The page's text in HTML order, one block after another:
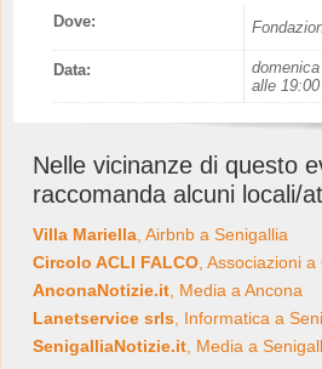
Dove:
Data:
alle 19:00
Nelle vicinanze di questo
raccomanda alcuni locali/
Villa Mariella , Airbnb a Senigallia
Circolo ACLI FALCO , Associazioni
AnconaNotizie.it , Media a Ancona
Lanetservice srls , Informatica a
SenigalliaNotizie.it , Media a